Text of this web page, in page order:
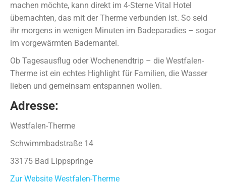
machen möchte, kann direkt im 4-Sterne Vital Hotel
übernachten, das mit der Therme verbunden ist. So seid
ihr morgens in wenigen Minuten im Badeparadies – sogar
im vorgewärmten Bademantel.
Ob Tagesausflug oder Wochenendtrip – die Westfalen-
Therme ist ein echtes Highlight für Familien, die Wasser
lieben und gemeinsam entspannen wollen.
Adresse:
Westfalen-Therme
Schwimmbadstraße 14
33175 Bad Lippspringe
Zur Website Westfalen-Therme